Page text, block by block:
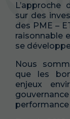
L’approche
sur des
des PME –
raisonnable
se
Nous
que les
enjeux